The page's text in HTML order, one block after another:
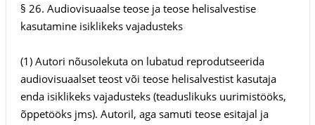
§ 26. Audiovisuaalse teose ja teose helisalvestise
kasutamine isiklikeks vajadusteks
(1) Autori nõusolekuta on lubatud reprodutseerida
audiovisuaalset teost või teose helisalvestist kasutaja
enda isiklikeks vajadusteks (teaduslikuks uurimistööks,
õppetööks jms). Autoril, aga samuti teose esitajal ja